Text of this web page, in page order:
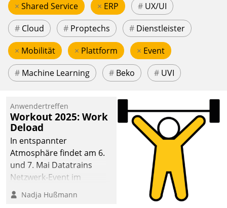
× Shared Service × ERP # UX/UI
# Cloud # Proptechs # Dienstleister
× Mobilität × Plattform × Event
# Machine Learning # Beko # UVI
Anwendertreffen
Workout 2025: Work
Deload
In entspannter
Atmosphäre findet am 6.
und 7. Mai Datatrains
Netzwerk-Event im
Kunden- und Partnerkreis
statt. Zentrale Frage: Wie
Nadja Hußmann